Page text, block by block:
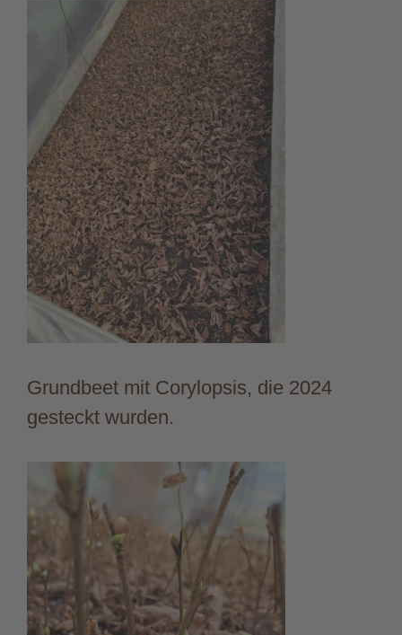
Grundbeet mit Corylopsis, die 2024
gesteckt wurden.